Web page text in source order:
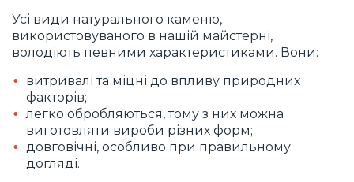
Усі види натурального каменю,
використовуваного в нашій майстерні,
володіють певними характеристиками. Вони:
витривалі та міцні до впливу природних
факторів;
легко обробляються, тому з них можна
виготовляти вироби різних форм;
довговічні, особливо при правильному
догляді.